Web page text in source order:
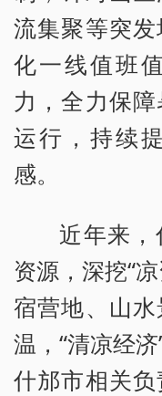
流集聚等突
化一线值班
力，全力保
运行，持续
感。
近年来
资源，深挖“
宿营地、山
温，“清凉经
什邡市相关